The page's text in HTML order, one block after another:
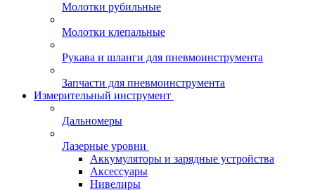
Молотки рубильные
Молотки клепальные
Рукава и шланги для пневмоинструмента
Запчасти для пневмоинструмента
Измерительный инструмент
Дальномеры
Лазерные уровни
Аккумуляторы и зарядные устройства
Аксессуары
Нивелиры